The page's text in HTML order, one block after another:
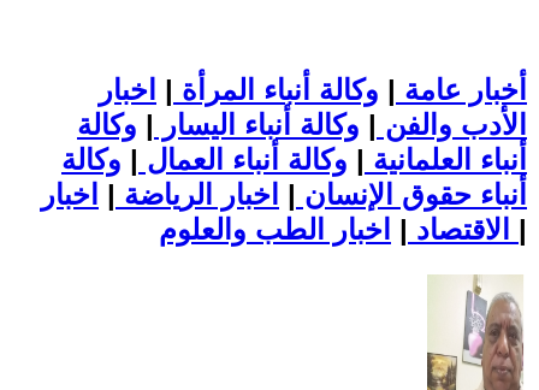
أخبار عامة | وكالة أنباء المرأة | اخبار
الأدب والفن | وكالة أنباء اليسار | وكالة
أنباء العلمانية | وكالة أنباء العمال | وكالة
أنباء حقوق الإنسان | اخبار الرياضة | اخبار
الاقتصاد | |